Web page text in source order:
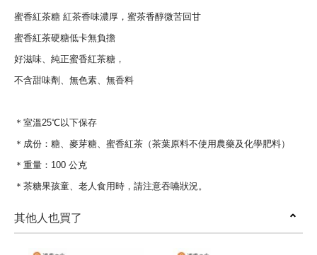
蜜香紅茶糖 紅茶香味濃厚，蜜茶香醇微苦回甘
蜜香紅茶硬糖低卡無負擔
好滋味、純正蜜香紅茶糖，
不含甜味劑、無色素、無香料
＊室溫25℃以下保存
＊成份：糖、麥芽糖、蜜香紅茶（茶葉原料不使用農藥及化學肥料）
＊重量：100 公克
＊茶糖果孩童、老人食用時，請注意吞嚥狀況。
其他人也買了